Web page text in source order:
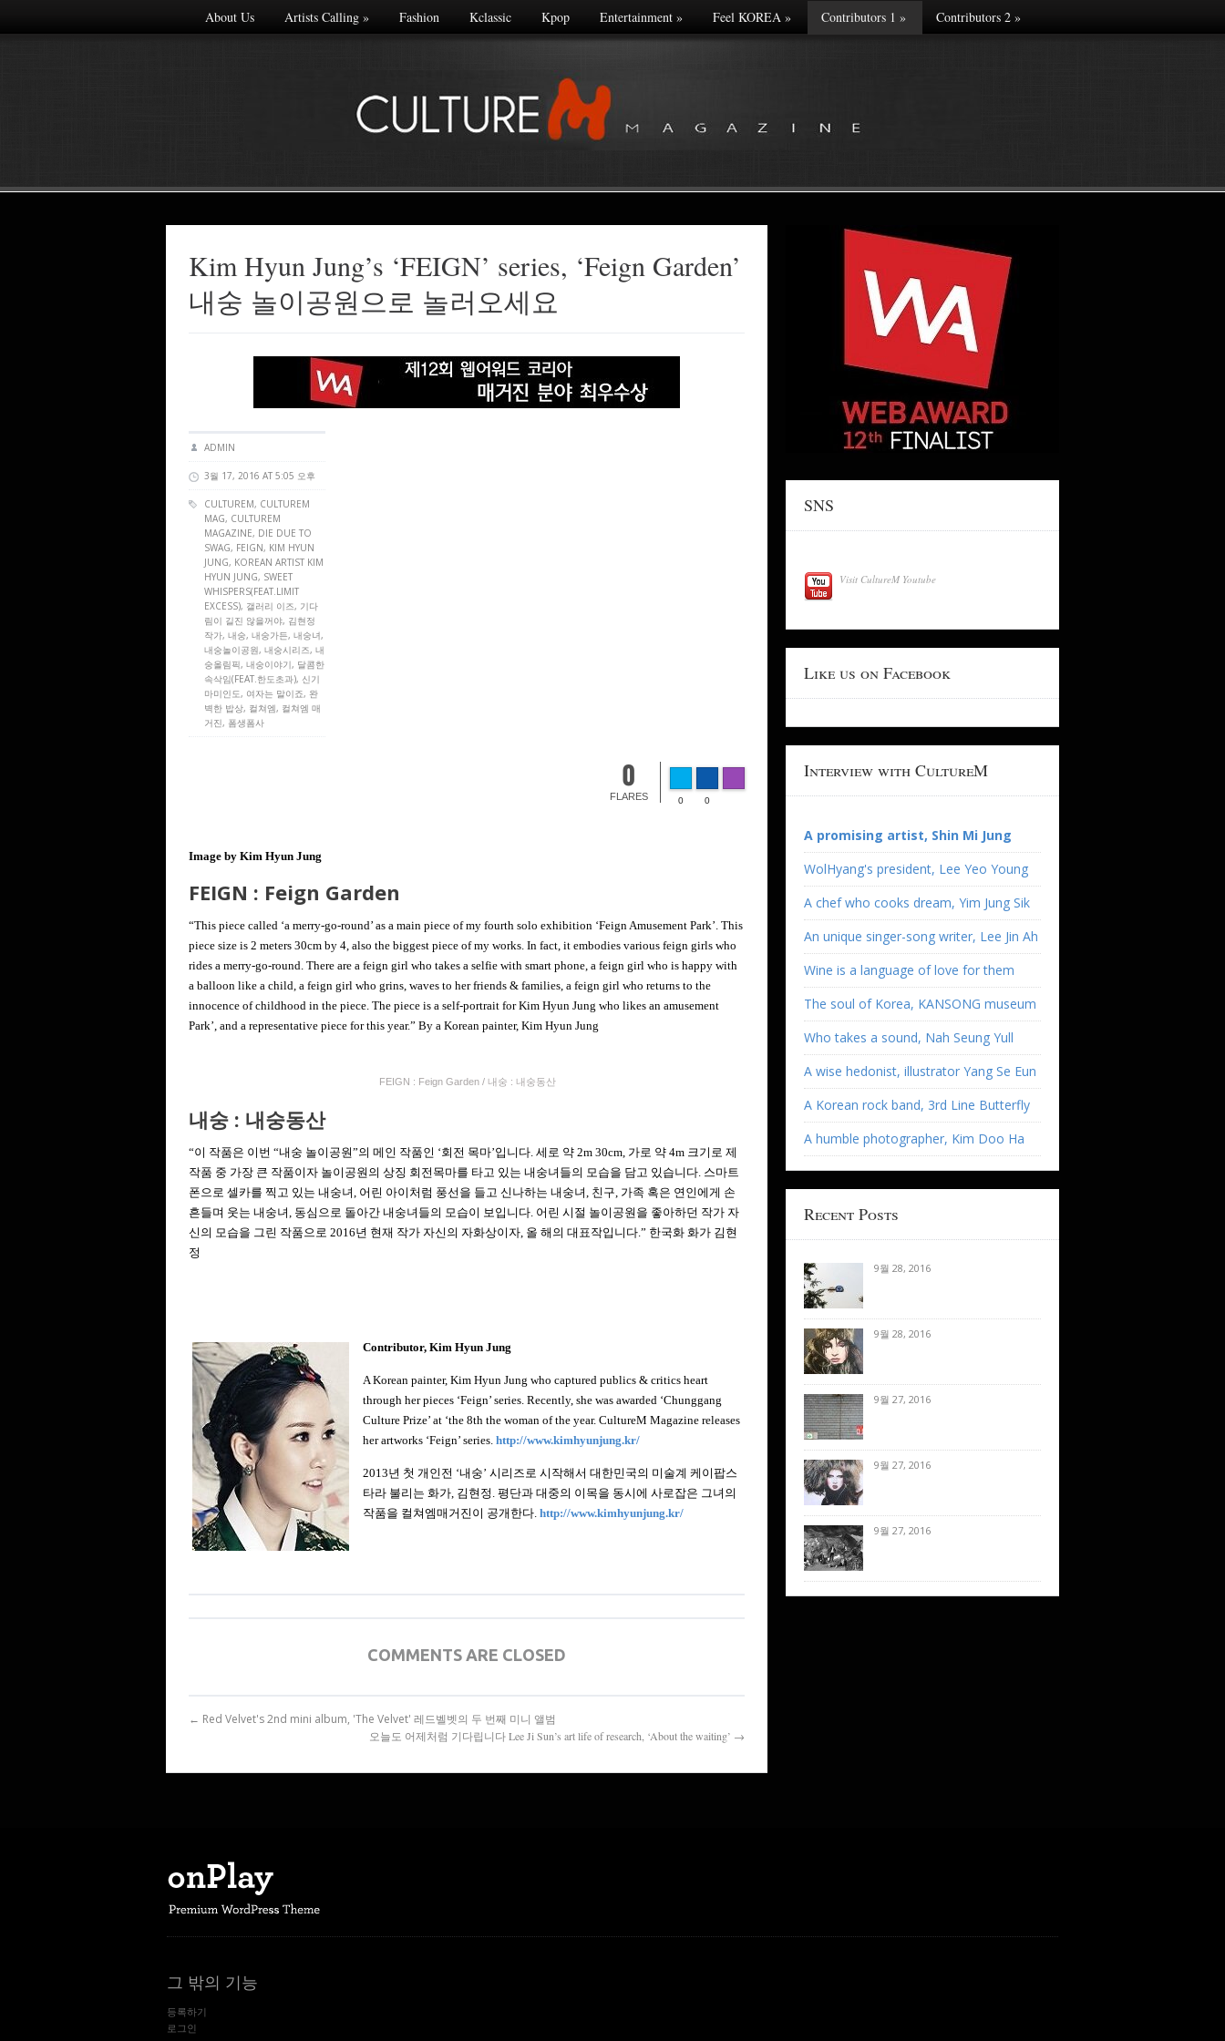
About Us Artists Calling» Fashion Kclassic Kpop Entertainment» Feel KOREA» Contributors 1 » Contributors 2»
Kim Hyun Jung’s ‘FEIGN’ series, ‘Feign Garden’
내숭 놀이공원으로 놀러오세요
ADMIN
3월 17, 2016 AT 5:05 오후
CULTUREM, CULTUREM
MAG, CULTUREM
MAGAZINE, DIE DUE TO
SWAG, FEIGN, KIM HYUN
JUNG, KOREAN ARTIST KIM
HYUN JUNG, SWEET
WHISPERS(FEAT.LIMIT
EXCESS), 갤러리 이즈, 기다
림이 길진 않을꺼야, 김현정
작가, 내숭, 내숭가든, 내숭녀,
내숭놀이공원, 내숭시리즈, 내
숭올림픽, 내숭이야기, 달콤한
속삭임(FEAT.한도초과), 신기
마미인도, 여자는 말이죠, 완
벽한 밥상, 컬쳐엠, 컬쳐엠 매
거진, 폼생폼사
0
FLARES 0 0
Image by Kim Hyun Jung
FEIGN : Feign Garden
“This piece called ‘a merry-go-round’ as a main piece of my fourth solo exhibition ‘Feign Amusement Park’. This
piece size is 2 meters 30cm by 4, also the biggest piece of my works. In fact, it embodies various feign girls who
rides a merry-go-round. There are a feign girl who takes a selfie with smart phone, a feign girl who is happy with
a balloon like a child, a feign girl who grins, waves to her friends & families, a feign girl who returns to the
innocence of childhood in the piece. The piece is a self-portrait for Kim Hyun Jung who likes an amusement
Park’, and a representative piece for this year.” By a Korean painter, Kim Hyun Jung
FEIGN : Feign Garden / 내숭 : 내숭동산
내숭 : 내숭동산
“이 작품은 이번 “내숭 놀이공원”의 메인 작품인 ‘회전 목마’입니다. 세로 약 2m 30cm, 가로 약 4m 크기로 제
작품 중 가장 큰 작품이자 놀이공원의 상징 회전목마를 타고 있는 내숭녀들의 모습을 담고 있습니다. 스마트
폰으로 셀카를 찍고 있는 내숭녀, 어린 아이처럼 풍선을 들고 신나하는 내숭녀, 친구, 가족 혹은 연인에게 손
흔들며 웃는 내숭녀, 동심으로 돌아간 내숭녀들의 모습이 보입니다. 어린 시절 놀이공원을 좋아하던 작가 자
신의 모습을 그린 작품으로 2016년 현재 작가 자신의 자화상이자, 올 해의 대표작입니다.” 한국화 화가 김현
정
Contributor, Kim Hyun Jung
A Korean painter, Kim Hyun Jung who captured publics & critics heart
through her pieces ‘Feign’ series. Recently, she was awarded ‘Chunggang
Culture Prize’ at ‘the 8th the woman of the year. CultureM Magazine releases
her artworks ‘Feign’ series. http://www.kimhyunjung.kr/
2013년 첫 개인전 ‘내숭’ 시리즈로 시작해서 대한민국의 미술계 케이팝스
타라 불리는 화가, 김현정. 평단과 대중의 이목을 동시에 사로잡은 그녀의
작품을 컬쳐엠매거진이 공개한다. http://www.kimhyunjung.kr/
COMMENTS ARE CLOSED
← Red Velvet's 2nd mini album, 'The Velvet' 레드벨벳의 두 번째 미니 앨범
오늘도 어제처럼 기다립니다 Lee Ji Sun’s art life of research, ‘About the waiting’ →
SNS
Visit CultureM Youtube
Like us on Facebook
Interview with CultureM
A promising artist, Shin Mi Jung
WolHyang's president, Lee Yeo Young
A chef who cooks dream, Yim Jung Sik
An unique singer-song writer, Lee Jin Ah
Wine is a language of love for them
The soul of Korea, KANSONG museum
Who takes a sound, Nah Seung Yull
A wise hedonist, illustrator Yang Se Eun
A Korean rock band, 3rd Line Butterfly
A humble photographer, Kim Doo Ha
Recent Posts
9월 28, 2016
9월 28, 2016
9월 27, 2016
9월 27, 2016
9월 27, 2016
그 밖의 기능
등록하기
로그인
Made with
FLARE
More Info